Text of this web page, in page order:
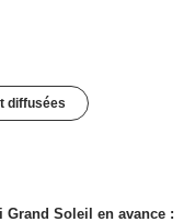
diffusées
Grand Soleil en avance :